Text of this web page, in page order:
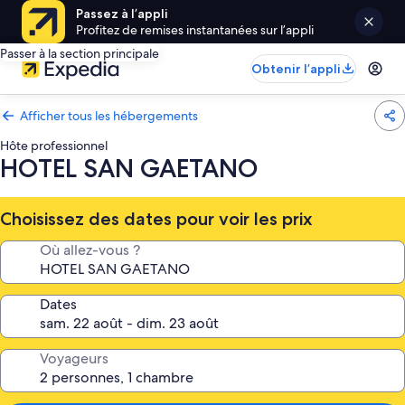
Passez à l’appli
Profitez de remises instantanées sur l’appli
Passer à la section principale
Obtenir l’appli
Afficher tous les hébergements
Hôte professionnel
HOTEL SAN GAETANO
Choisissez des dates pour voir les prix
Où allez-vous ?
Dates
Voyageurs